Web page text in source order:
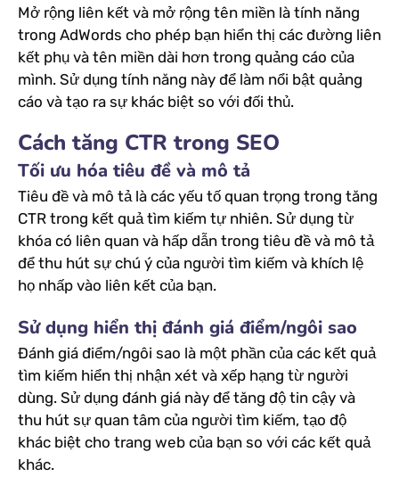
Mở rộng liên kết và mở rộng tên miền là tính năng
trong AdWords cho phép bạn hiển thị các đường liên
kết phụ và tên miền dài hơn trong quảng cáo của
mình. Sử dụng tính năng này để làm nổi bật quảng
cáo và tạo ra sự khác biệt so với đối thủ.
Cách tăng CTR trong SEO
Tối ưu hóa tiêu đề và mô tả
Tiêu đề và mô tả là các yếu tố quan trọng trong tăng
CTR trong kết quả tìm kiếm tự nhiên. Sử dụng từ
khóa có liên quan và hấp dẫn trong tiêu đề và mô tả
để thu hút sự chú ý của người tìm kiếm và khích lệ
họ nhấp vào liên kết của bạn.
Sử dụng hiển thị đánh giá điểm/ngôi sao
Đánh giá điểm/ngôi sao là một phần của các kết quả
tìm kiếm hiển thị nhận xét và xếp hạng từ người
dùng. Sử dụng đánh giá này để tăng độ tin cậy và
thu hút sự quan tâm của người tìm kiếm, tạo độ
khác biệt cho trang web của bạn so với các kết quả
khác.